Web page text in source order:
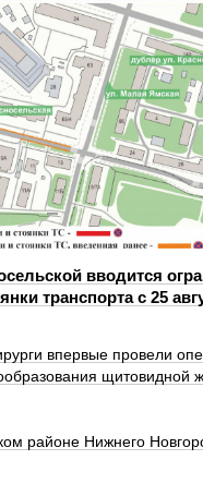
вводится
транспорта с 25
впервые провели
щитовидной
районе Нижнего